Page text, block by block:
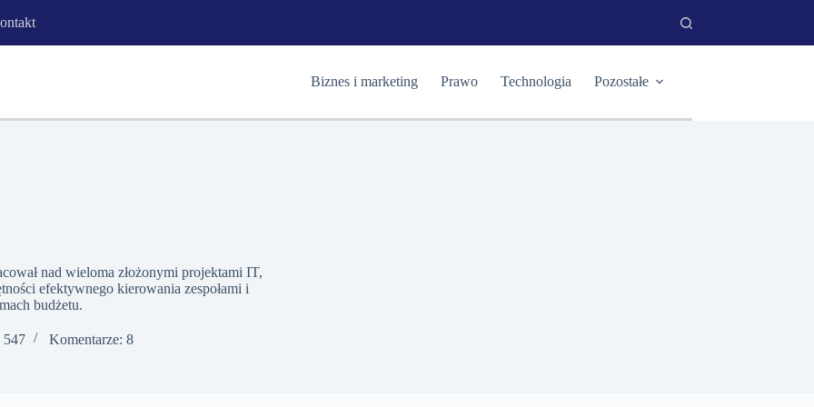
Biznes i marketing Prawo Technologia Pozostałe
nad wieloma złożonymi projektami IT,
efektywnego kierowania zespołami i
budżetu.
547 Komentarze: 8